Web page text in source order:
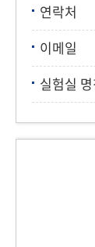
연락처
이메일
실험실